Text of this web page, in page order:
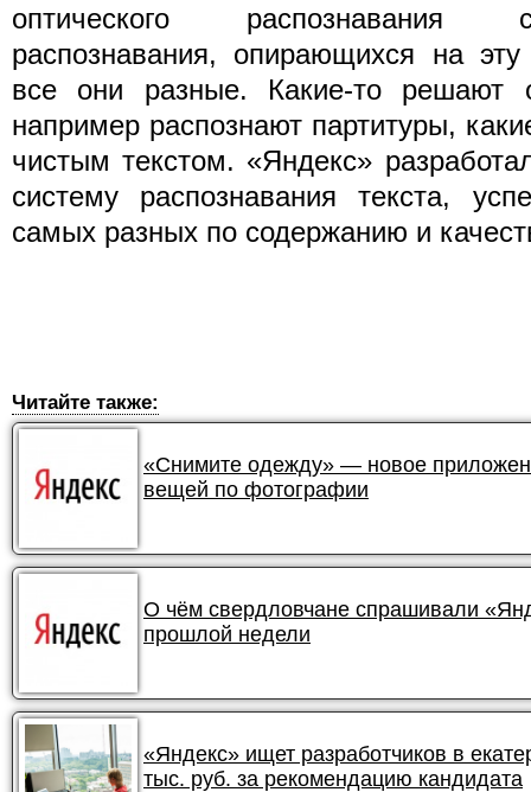
оптического распознавания
распознавания, опирающихся на
все они разные. Какие-то решают
например распознают партитуры,
чистым текстом. «Яндекс»
систему распознавания текста,
самых разных по содержанию и
Читайте также:
«Снимите одежду» — новое
вещей по фотографии
О чём свердловчане спрашивали
прошлой недели
«Яндекс» ищет разработчиков в
тыс. руб. за рекомендацию кандидата